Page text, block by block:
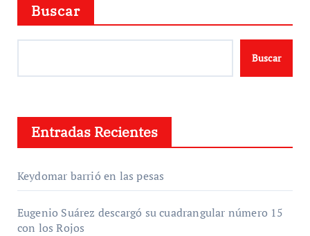
Buscar
Buscar
Entradas Recientes
Keydomar barrió en las pesas
Eugenio Suárez descargó su cuadrangular número 15
con los Rojos